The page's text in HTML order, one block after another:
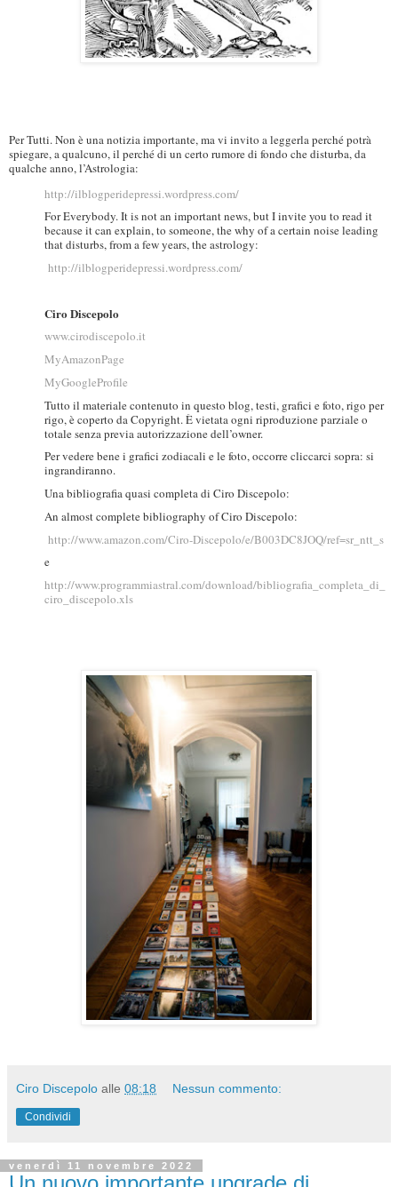
Per Tutti. Non è una notizia importante, ma vi invito a leggerla perché potrà
spiegare, a qualcuno, il perché di un certo rumore di fondo che disturba, da
qualche anno, l’Astrologia:
http://ilblogperidepressi.wordpress.com/
For Everybody. It is not an important news, but I invite you to read it
because it can explain, to someone, the why of a certain noise leading
that disturbs, from a few years, the astrology:
http://ilblogperidepressi.wordpress.com/
Ciro Discepolo
www.cirodiscepolo.it
MyAmazonPage
MyGoogleProfile
Tutto il materiale contenuto in questo blog, testi, grafici e foto, rigo per
rigo, è coperto da Copyright. È vietata ogni riproduzione parziale o
totale senza previa autorizzazione dell’owner.
Per vedere bene i grafici zodiacali e le foto, occorre cliccarci sopra: si
ingrandiranno.
Una bibliografia quasi completa di Ciro Discepolo:
An almost complete bibliography of Ciro Discepolo:
http://www.amazon.com/Ciro-Discepolo/e/B003DC8JOQ/ref=sr_ntt_s
e
http://www.programmiastral.com/download/bibliografia_completa_di_
ciro_discepolo.xls
Ciro Discepolo alle 08:18 Nessun commento:
Condividi
venerdì 11 novembre 2022